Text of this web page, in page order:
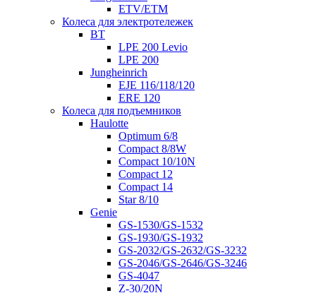
ETV/ETM
Колеса для электротележек
BT
LPE 200 Levio
LPE 200
Jungheinrich
EJE 116/118/120
ERE 120
Колеса для подъемников
Haulotte
Optimum 6/8
Compact 8/8W
Compact 10/10N
Compact 12
Compact 14
Star 8/10
Genie
GS-1530/GS-1532
GS-1930/GS-1932
GS-2032/GS-2632/GS-3232
GS-2046/GS-2646/GS-3246
GS-4047
Z-30/20N